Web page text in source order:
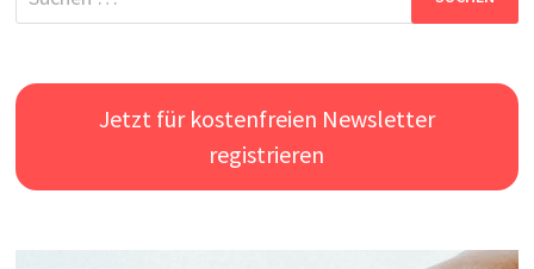
nach:
Jetzt für kostenfreien Newsletter
registrieren